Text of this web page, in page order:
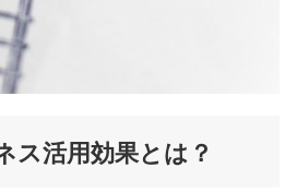
活用効果とは？